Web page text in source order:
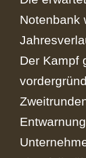
Notenbank
Der Kampf